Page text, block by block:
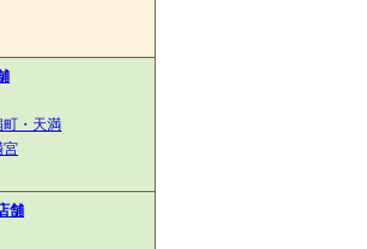
・天満
宮
舗